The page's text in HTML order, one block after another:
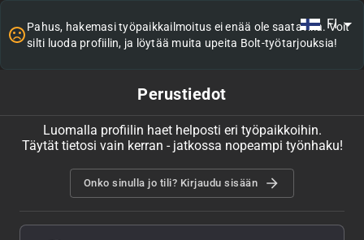
FI
Pahus, hakemasi työpaikkailmoitus ei enää ole saatavilla. Voit
silti luoda profiilin, ja löytää muita upeita Bolt-työtarjouksia!
Perustiedot
Luomalla profiilin haet helposti eri työpaikkoihin.
Täytät tietosi vain kerran - jatkossa nopeampi työnhaku!
Onko sinulla jo tili? Kirjaudu sisään